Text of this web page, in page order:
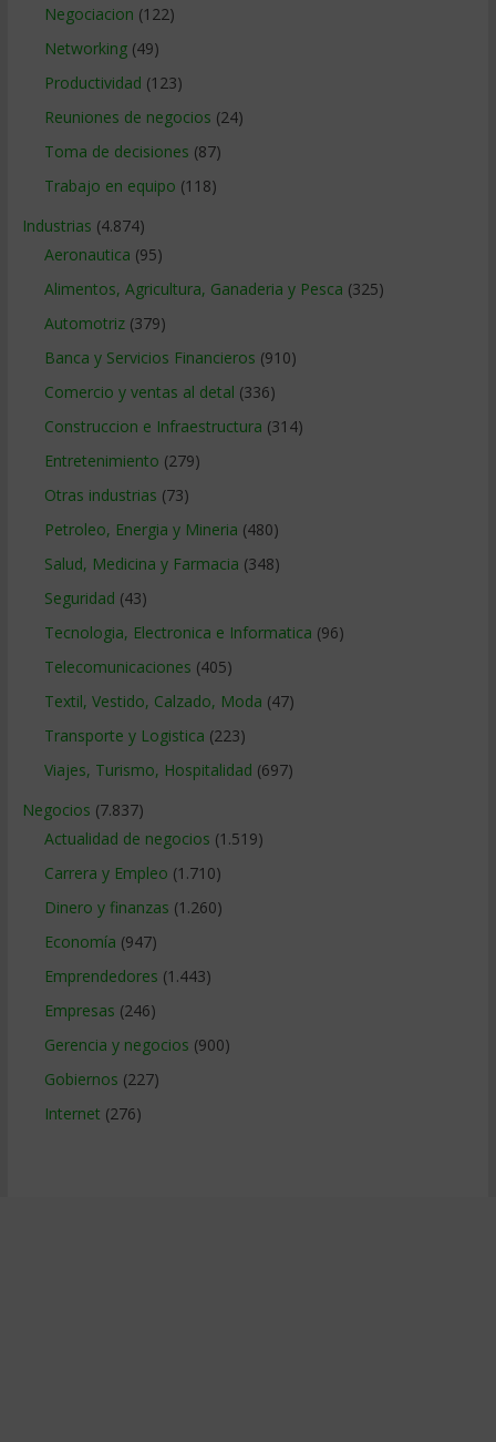
Negociacion (122)
Networking(49)
Productividad (123)
Reuniones de negocios (24)
Toma de decisiones (87)
Trabajo en equipo (118)
Industrias (4.874)
Aeronautica (95)
Alimentos, Agricultura, Ganaderia y Pesca (325)
Automotriz(379)
Banca y Servicios Financieros (910)
Comercio y ventas al detal (336)
Construccion e Infraestructura (314)
Entretenimiento (279)
Otras industrias (73)
Petroleo, Energia y Mineria (480)
Salud, Medicina y Farmacia (348)
Seguridad (43)
Tecnologia, Electronica e Informatica (96)
Telecomunicaciones (405)
Textil, Vestido, Calzado, Moda (47)
Transporte y Logistica (223)
Viajes, Turismo, Hospitalidad (697)
Negocios (7.837)
Actualidad de negocios (1.519)
Carrera y Empleo (1.710)
Dinero y finanzas (1.260)
Economía (947)
Emprendedores (1.443)
Empresas (246)
Gerencia y negocios (900)
Gobiernos (227)
Internet (276)